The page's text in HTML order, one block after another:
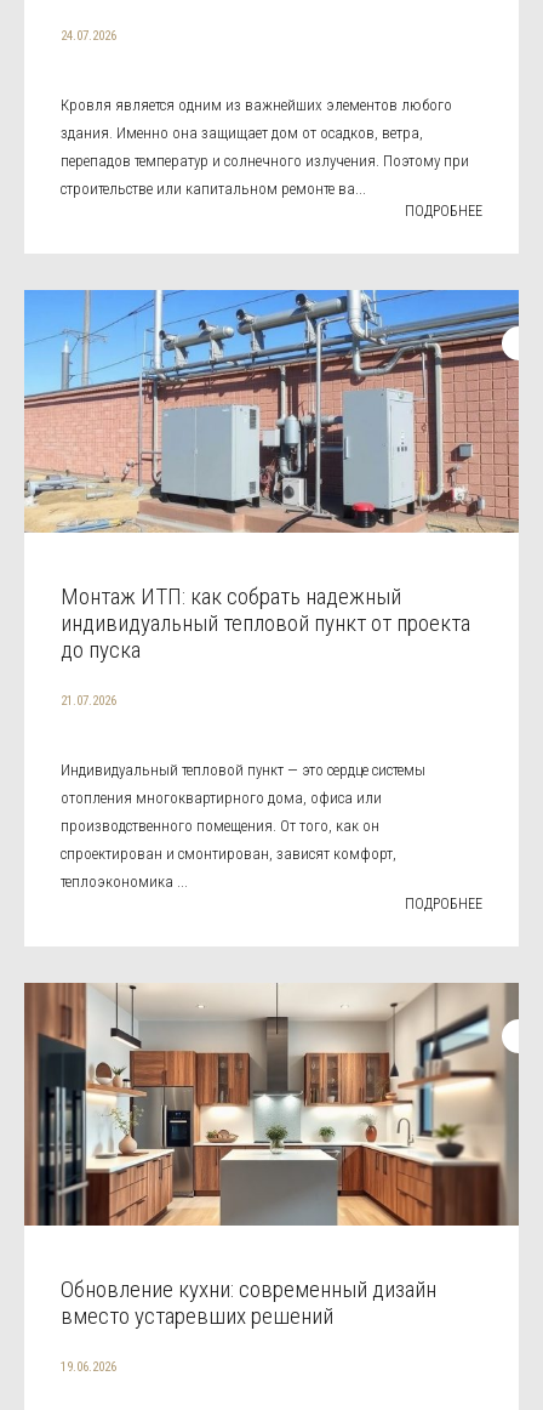
24.07.2026
Кровля является одним из важнейших элементов любого
здания. Именно она защищает дом от осадков, ветра,
перепадов температур и солнечного излучения. Поэтому при
строительстве или капитальном ремонте ва...
ПОДРОБНЕЕ
Монтаж ИТП: как собрать надежный
индивидуальный тепловой пункт от проекта
до пуска
21.07.2026
Индивидуальный тепловой пункт — это сердце системы
отопления многоквартирного дома, офиса или
производственного помещения. От того, как он
спроектирован и смонтирован, зависят комфорт,
теплоэкономика ...
ПОДРОБНЕЕ
Обновление кухни: современный дизайн
вместо устаревших решений
19.06.2026